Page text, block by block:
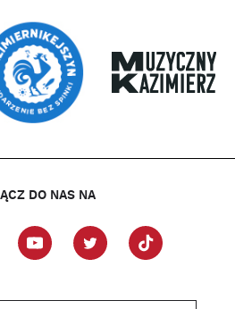
DO NAS NA